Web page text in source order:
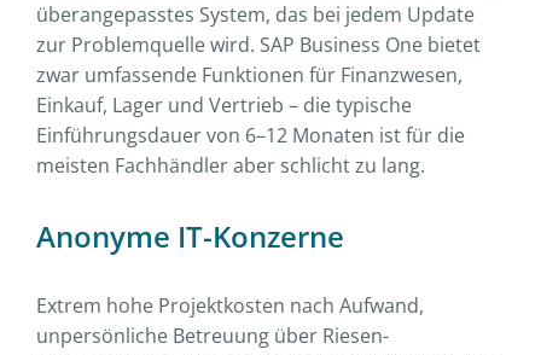
überangepasstes System, das bei jedem Update
zur Problemquelle wird. SAP Business One bietet
zwar umfassende Funktionen für Finanzwesen,
Einkauf, Lager und Vertrieb – die typische
Einführungsdauer von 6–12 Monaten ist für die
meisten Fachhändler aber schlicht zu lang.
Anonyme IT-Konzerne
Extrem hohe Projektkosten nach Aufwand,
unpersönliche Betreuung über Riesen-